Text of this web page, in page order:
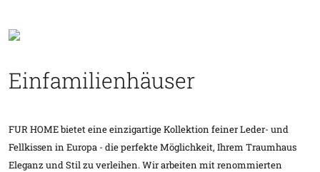
Einfamilienhäuser
FUR HOME bietet eine einzigartige Kollektion feiner Leder- und
Fellkissen in Europa - die perfekte Möglichkeit, Ihrem Traumhaus
Eleganz und Stil zu verleihen. Wir arbeiten mit renommierten